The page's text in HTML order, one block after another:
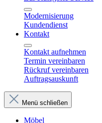
Modernisierung
Kundendienst
Kontakt
Kontakt aufnehmen
Termin vereinbaren
Rückruf vereinbaren
Auftragsauskunft
Menü schließen
Möbel